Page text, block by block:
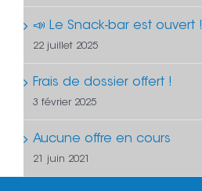
📣 Le Snack-bar est ouvert !
22 juillet 2025
Frais de dossier offert !
3 février 2025
Aucune offre en cours
21 juin 2021